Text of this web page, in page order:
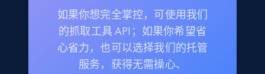
如果你想完全掌控，可使用我们
的抓取工具 API；如果你希望省
心省力，也可以选择我们的托管
服务，获得无需操心、